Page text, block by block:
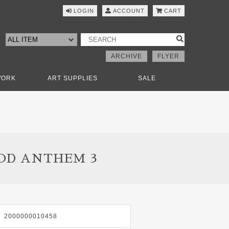
LOGIN ACCOUNT CART
ARCHIVE FLYER
ART SUPPLIES SALE
ANTHEM 3
2000000010458